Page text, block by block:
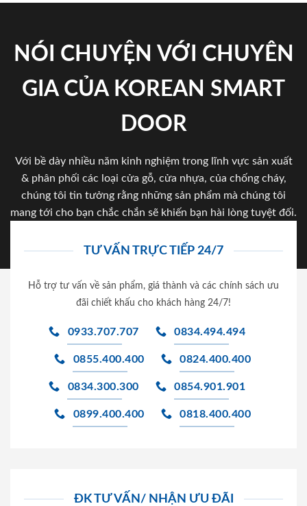
NÓI CHUYỆN VỚI CHUYÊN
GIA CỦA KOREAN SMART
DOOR
Với bề dày nhiều năm kinh nghiệm trong lĩnh vực sản xuất
& phân phối các loại cửa gỗ, cửa nhựa, của chống cháy,
chúng tôi tin tưởng rằng những sản phẩm mà chúng tôi
mang tới cho bạn chắc chắn sẽ khiến bạn hài lòng tuyệt đối.
TƯ VẤN TRỰC TIẾP 24/7
Hỗ trợ tư vấn về sản phẩm, giá thành và các chính sách ưu
đãi chiết khấu cho khách hàng 24/7!
0933.707.707 0834.494.494
0855.400.400 0824.400.400
0834.300.300 0854.901.901
0899.400.400 0818.400.400
ĐK TƯ VẤN/ NHẬN ƯU ĐÃI